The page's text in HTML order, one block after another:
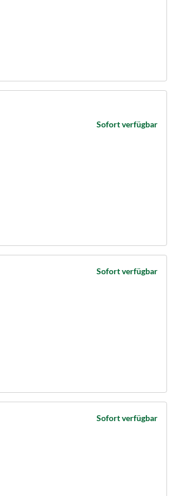
Sofort verfügbar
Sofort verfügbar
Sofort verfügbar